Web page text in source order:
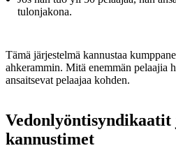
tulonjakona.
Tämä järjestelmä kannustaa
ahkerammin. Mitä enemmän pelaajia
ansaitsevat pelaajaa kohden.
kannustimet